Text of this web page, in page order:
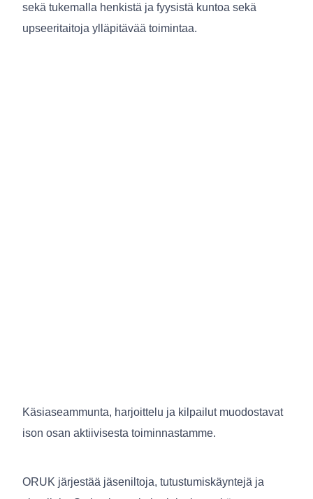
sekä tukemalla henkistä ja fyysistä kuntoa sekä
upseeritaitoja ylläpitävää toimintaa.
Käsiaseammunta, harjoittelu ja kilpailut muodostavat
ison osan aktiivisesta toiminnastamme.
ORUK järjestää jäseniltoja, tutustumiskäyntejä ja